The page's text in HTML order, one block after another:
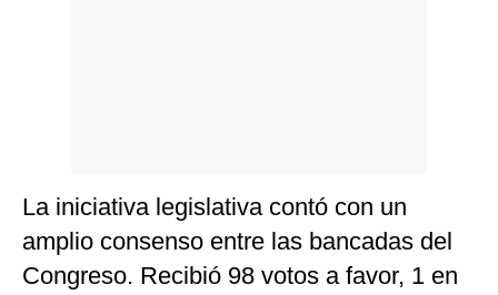
La iniciativa legislativa contó con un
amplio consenso entre las bancadas del
Congreso. Recibió 98 votos a favor, 1 en